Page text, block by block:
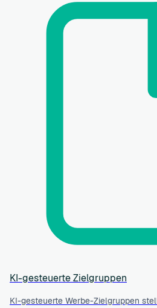
KI-gesteuerte Zielgruppen
KI-gesteuerte Werbe-Zielgruppen